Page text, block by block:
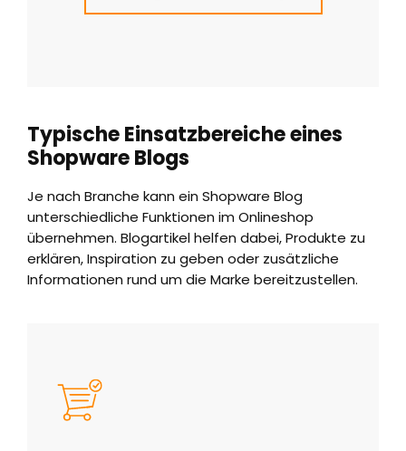
Typische Einsatzbereiche eines
Shopware Blogs
Je nach Branche kann ein Shopware Blog
unterschiedliche Funktionen im Onlineshop
übernehmen. Blogartikel helfen dabei, Produkte zu
erklären, Inspiration zu geben oder zusätzliche
Informationen rund um die Marke bereitzustellen.